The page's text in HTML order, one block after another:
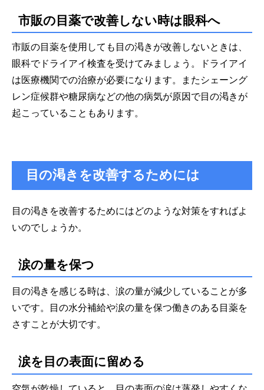
市販の目薬で改善しない時は眼科へ
市販の目薬を使用しても目の渇きが改善しないときは、
眼科でドライアイ検査を受けてみましょう。ドライアイ
は医療機関での治療が必要になります。またシェーング
レン症候群や糖尿病などの他の病気が原因で目の渇きが
起こっていることもあります。
目の渇きを改善するためには
目の渇きを改善するためにはどのような対策をすればよ
いのでしょうか。
涙の量を保つ
目の渇きを感じる時は、涙の量が減少していることが多
いです。目の水分補給や涙の量を保つ働きのある目薬を
さすことが大切です。
涙を目の表面に留める